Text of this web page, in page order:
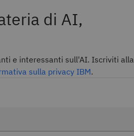
di AI,
e interessanti sull'AI. Iscriviti alla
sulla privacy IBM.